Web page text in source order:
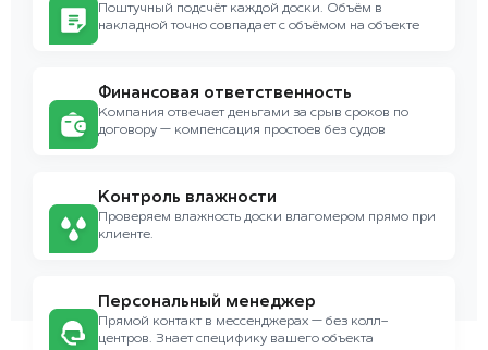
Поштучный подсчёт каждой доски. Объём в
накладной точно совпадает с объёмом на объекте
Финансовая ответственность
Компания отвечает деньгами за срыв сроков по
договору — компенсация простоев без судов
Контроль влажности
Проверяем влажность доски влагомером прямо при
клиенте.
Персональный менеджер
Прямой контакт в мессенджерах — без колл-
центров. Знает специфику вашего объекта